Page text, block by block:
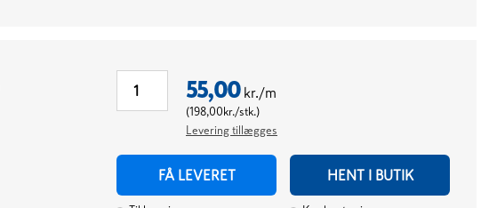
55,00 kr./m
(198,00kr./stk.)
Levering tillægges
FÅ LEVERET HENT I BUTIK